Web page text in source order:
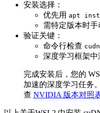
​​安装选择​​：
优先用 apt
需特定版本时手
​​验证关键​​：
命令行检查
深度学习框架中
完成安装后，您的
加速的深度学习任务
查 NVIDIA 版本对照